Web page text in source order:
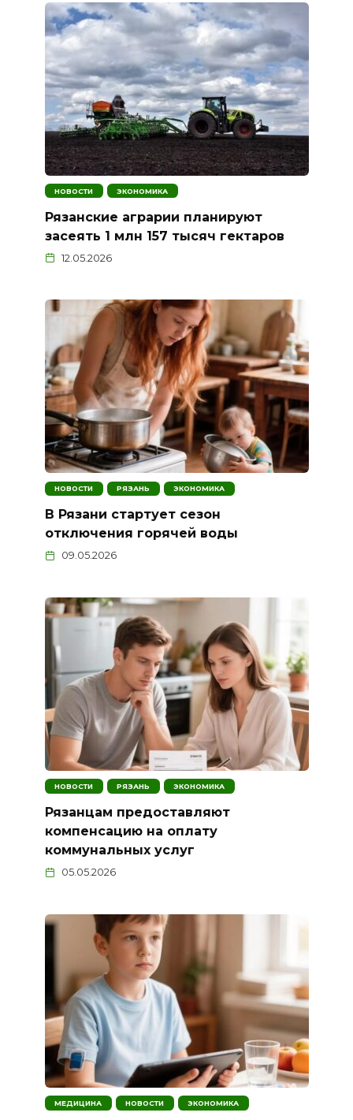
НОВОСТИ ЭКОНОМИКА
Рязанские аграрии планируют
засеять 1 млн 157 тысяч гектаров
12.05.2026
НОВОСТИ РЯЗАНЬ ЭКОНОМИКА
В Рязани стартует сезон
отключения горячей воды
09.05.2026
НОВОСТИ РЯЗАНЬ ЭКОНОМИКА
Рязанцам предоставляют
компенсацию на оплату
коммунальных услуг
05.05.2026
МЕДИЦИНА НОВОСТИ ЭКОНОМИКА